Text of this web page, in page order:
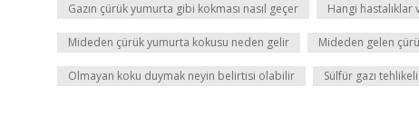
Gazın çürük yumurta gibi kokması nasıl geçer Hangi
Mideden çürük yumurta kokusu neden gelir Mideden gelen
Olmayan koku duymak neyin belirtisi olabilir Sülfür gazı